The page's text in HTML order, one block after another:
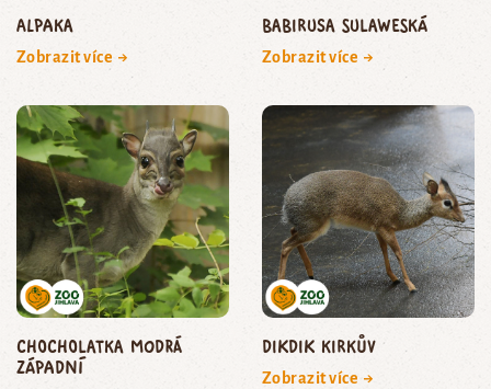
Alpaka
Zobrazit více →
babirusa sulaweská
Zobrazit více →
Chocholatka modrá
západní
dikdik Kirkův
Zobrazit více →